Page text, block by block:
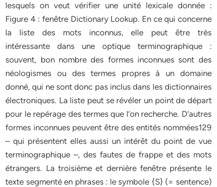
lesquels on veut vérifier une unité lexicale donnée :
Figure 4 : fenêtre Dictionary Lookup. En ce qui concerne
la liste des mots inconnus, elle peut être très
intéressante dans une optique terminographique :
souvent, bon nombre des formes inconnues sont des
néologismes ou des termes propres à un domaine
donné, qui ne sont donc pas inclus dans les dictionnaires
électroniques. La liste peut se révéler un point de départ
pour le repérage des termes que l’on recherche. D’autres
formes inconnues peuvent être des entités nommées129
– qui présentent elles aussi un intérêt du point de vue
terminographique –, des fautes de frappe et des mots
étrangers. La troisième et dernière fenêtre présente le
texte segmenté en phrases : le symbole {S} (= sentence)